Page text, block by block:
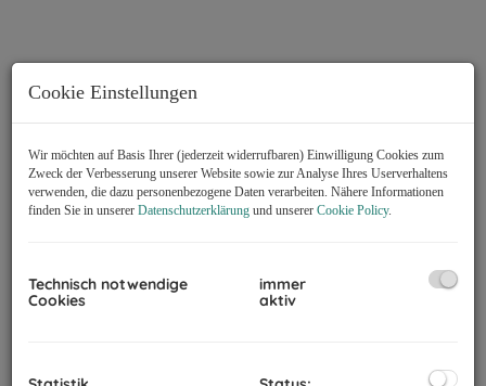
Cookie Einstellungen
Wir möchten auf Basis Ihrer (jederzeit widerrufbaren) Einwilligung Cookies zum
Zweck der Verbesserung unserer Website sowie zur Analyse Ihres Userverhaltens
verwenden, die dazu personenbezogene Daten verarbeiten. Nähere Informationen
finden Sie in unserer Datenschutzerklärung und unserer Cookie Policy.
Technisch notwendige
Cookies
immer
aktiv